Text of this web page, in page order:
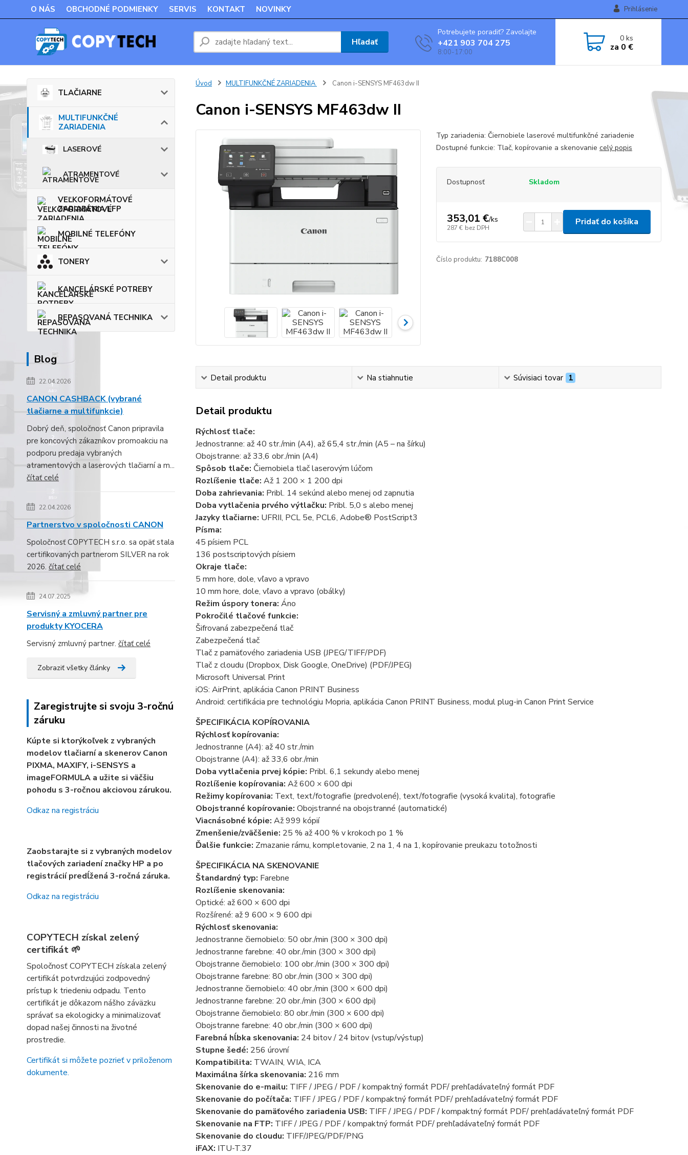
O NÁS OBCHODNÉ PODMIENKY SERVIS KONTAKT NOVINKY Prihlásenie
Hľadať
Potrebujete poradiť? Zavolajte
+421 903 704 275
8:00-17:00
0ks
za 0 €
TLAČIARNE
MULTIFUNKČNÉ
ZARIADENIA
LASEROVÉ
ATRAMENTOVÉ
VEĽKOFORMÁTOVÉ
ZARIADENIA LFP
MOBILNÉ TELEFÓNY
TONERY
KANCELÁRSKÉ POTREBY
REPASOVANÁ TECHNIKA
Blog
22.04.2026
CANON CASHBACK (vybrané
tlačiarne a multifunkcie)
Dobrý deň, spoločnosť Canon pripravila
pre koncových zákazníkov promoakciu na
podporu predaja vybraných
atramentových a laserových tlačiarní a m...
čítať celé
22.04.2026
Partnerstvo v spoločnosti CANON
Spoločnosť COPYTECH s.r.o. sa opäť stala
certifikovaných partnerom SILVER na rok
2026. čítať celé
24.07.2025
Servisný a zmluvný partner pre
produkty KYOCERA
Servisný zmluvný partner. čítať celé
Zobraziť všetky články
Zaregistrujte si svoju 3-ročnú
záruku
Kúpte si ktorýkoľvek z vybraných
modelov tlačiarní a skenerov Canon
PIXMA, MAXIFY, i-SENSYS a
imageFORMULA a užite si väčšiu
pohodu s 3-ročnou akciovou zárukou.
Odkaz na registráciu
Zaobstarajte si z vybraných modelov
tlačových zariadení značky HP a po
registrácií predĺžená 3-ročná záruka.
Odkaz na registráciu
COPYTECH získal zelený
certifikát 🌱
Spoločnosť COPYTECH získala zelený
certifikát potvrdzujúci zodpovedný
prístup k triedeniu odpadu. Tento
certifikát je dôkazom nášho záväzku
správať sa ekologicky a minimalizovať
dopad našej činnosti na životné
prostredie.
Certifikát si môžete pozrieť v priloženom
dokumente.
Úvod MULTIFUNKČNÉ ZARIADENIA Canon i-SENSYS MF463dw II
Canon i-SENSYS MF463dw II
Typ zariadenia: Čiernobiele laserové multifunkčné zariadenie
Dostupné funkcie: Tlač, kopírovanie a skenovanie celý popis
Dostupnosť Skladom
353,01 €/ks
287 € bez DPH
Pridať do košíka
Číslo produktu: 7188C008
Detail produktu Na stiahnutie Súvisiaci tovar 1
Detail produktu
Rýchlosť tlače:
Jednostranne: až 40 str./min (A4), až 65,4 str./min (A5 – na šírku)
Obojstranne: až 33,6 obr./min (A4)
Spôsob tlače: Čiernobiela tlač laserovým lúčom
Rozlíšenie tlače: Až 1 200 × 1 200 dpi
Doba zahrievania: Pribl. 14 sekúnd alebo menej od zapnutia
Doba vytlačenia prvého výtlačku: Pribl. 5,0 s alebo menej
Jazyky tlačiarne: UFRII, PCL 5e, PCL6, Adobe® PostScript3
Písma:
45 písiem PCL
136 postscriptových písiem
Okraje tlače:
5 mm hore, dole, vľavo a vpravo
10 mm hore, dole, vľavo a vpravo (obálky)
Režim úspory tonera: Áno
Pokročilé tlačové funkcie:
Šifrovaná zabezpečená tlač
Zabezpečená tlač
Tlač z pamäťového zariadenia USB (JPEG/TIFF/PDF)
Tlač z cloudu (Dropbox, Disk Google, OneDrive) (PDF/JPEG)
Microsoft Universal Print
iOS: AirPrint, aplikácia Canon PRINT Business
Android: certifikácia pre technológiu Mopria, aplikácia Canon PRINT Business, modul plug-in Canon Print Service
ŠPECIFIKÁCIA KOPÍROVANIA
Rýchlosť kopírovania:
Jednostranne (A4): až 40 str./min
Obojstranne (A4): až 33,6 obr./min
Doba vytlačenia prvej kópie: Pribl. 6,1 sekundy alebo menej
Rozlíšenie kopírovania: Až 600 × 600 dpi
Režimy kopírovania: Text, text/fotografie (predvolené), text/fotografie (vysoká kvalita), fotografie
Obojstranné kopírovanie: Obojstranné na obojstranné (automatické)
Viacnásobné kópie: Až 999 kópií
Zmenšenie/zväčšenie: 25 % až 400 % v krokoch po 1 %
Ďalšie funkcie: Zmazanie rámu, kompletovanie, 2 na 1, 4 na 1, kopírovanie preukazu totožnosti
ŠPECIFIKÁCIA NA SKENOVANIE
Štandardný typ: Farebne
Rozlíšenie skenovania:
Optické: až 600 × 600 dpi
Rozšírené: až 9 600 × 9 600 dpi
Rýchlosť skenovania:
Jednostranne čiernobielo: 50 obr./min (300 × 300 dpi)
Jednostranne farebne: 40 obr./min (300 × 300 dpi)
Obojstranne čiernobielo: 100 obr./min (300 × 300 dpi)
Obojstranne farebne: 80 obr./min (300 × 300 dpi)
Jednostranne čiernobielo: 40 obr./min (300 × 600 dpi)
Jednostranne farebne: 20 obr./min (300 × 600 dpi)
Obojstranne čiernobielo: 80 obr./min (300 × 600 dpi)
Obojstranne farebne: 40 obr./min (300 × 600 dpi)
Farebná hĺbka skenovania: 24 bitov / 24 bitov (vstup/výstup)
Stupne šedé: 256 úrovní
Kompatibilita: TWAIN, WIA, ICA
Maximálna šírka skenovania: 216 mm
Skenovanie do e-mailu: TIFF / JPEG / PDF / kompaktný formát PDF/ prehľadávateľný formát PDF
Skenovanie do počítača: TIFF / JPEG / PDF / kompaktný formát PDF/ prehľadávateľný formát PDF
Skenovanie do pamäťového zariadenia USB: TIFF / JPEG / PDF / kompaktný formát PDF/ prehľadávateľný formát PDF
Skenovanie na FTP: TIFF / JPEG / PDF / kompaktný formát PDF/ prehľadávateľný formát PDF
Skenovanie do cloudu: TIFF/JPEG/PDF/PNG
iFAX: ITU-T.37